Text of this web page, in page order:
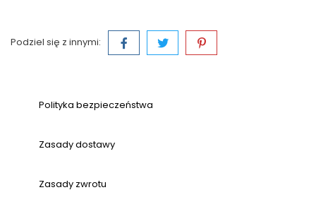
Podziel się z innymi:
Polityka bezpieczeństwa
Zasady dostawy
Zasady zwrotu